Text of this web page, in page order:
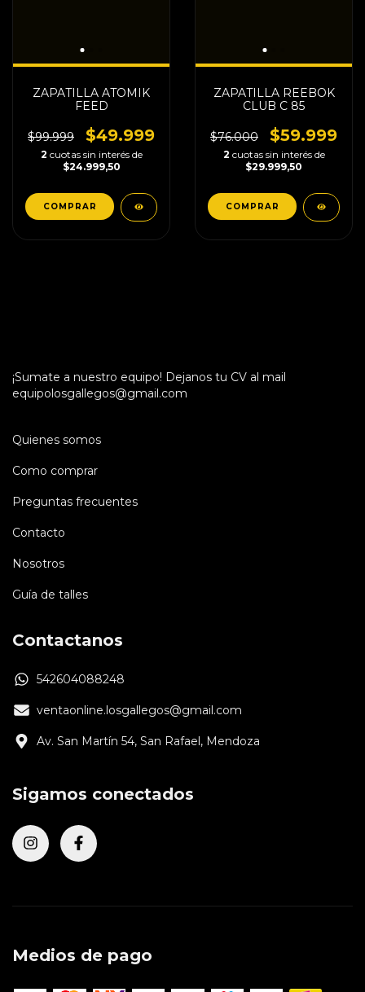
ZAPATILLA ATOMIK
FEED
$99.999 $49.999
2 cuotas sin interés de
$24.999,50
COMPRAR
ZAPATILLA REEBOK
CLUB C 85
$76.000 $59.999
2 cuotas sin interés de
$29.999,50
COMPRAR
¡Sumate a nuestro equipo! Dejanos tu CV al mail
equipolosgallegos@gmail.com
Quienes somos
Como comprar
Preguntas frecuentes
Contacto
Nosotros
Guía de talles
Contactanos
542604088248
ventaonline.losgallegos@gmail.com
Av. San Martín 54, San Rafael, Mendoza
Sigamos conectados
Medios de pago